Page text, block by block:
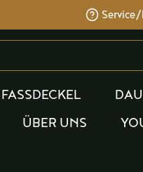
FASSDECKEL
ÜBER UNS